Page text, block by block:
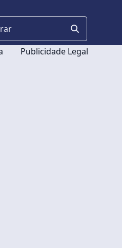
Publicidade Legal